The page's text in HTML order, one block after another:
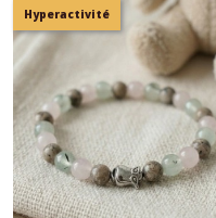
Hyperactivité